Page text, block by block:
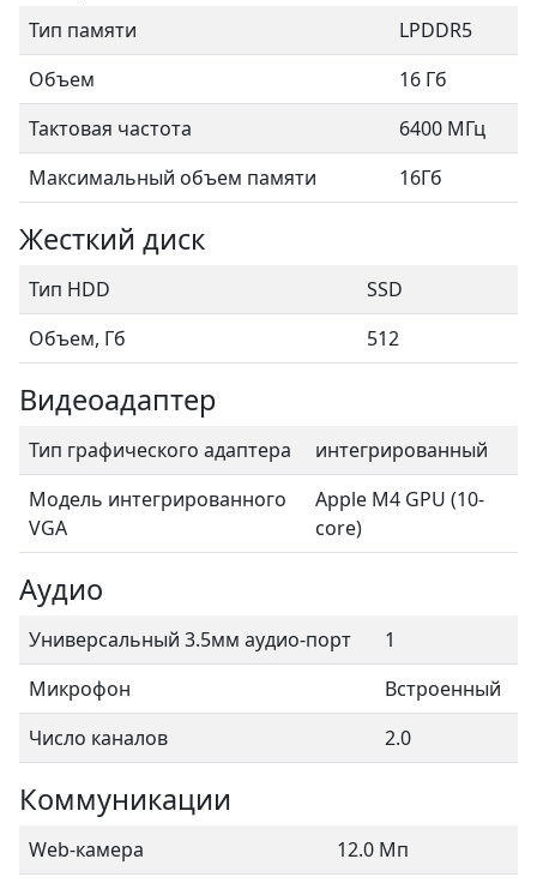
Тип памяти
LPDDR5
Объем
16 Гб
Тактовая частота
6400 МГц
Максимальный объем памяти
16Гб
Жесткий диск
Тип HDD
SSD
Объем, Гб
512
Видеоадаптер
Тип графического адаптера
интегрированный
Модель интегрированного
VGA
Apple M4 GPU (10-
core)
Аудио
Универсальный 3.5мм аудио-порт
1
Микрофон
Встроенный
Число каналов
2.0
Коммуникации
Web-камера
12.0 Мп